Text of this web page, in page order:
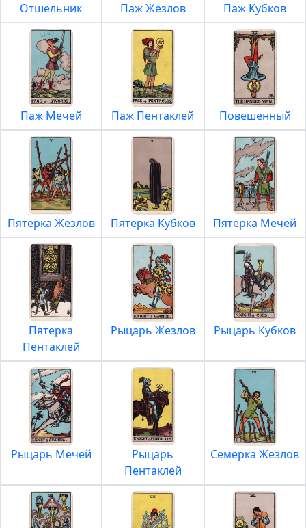
Отшельник Паж Жезлов Паж Кубков
Паж Мечей Паж Пентаклей Повешенный
Пятерка Жезлов Пятерка Кубков Пятерка Мечей
Пятерка
Пентаклей
Рыцарь Жезлов Рыцарь Кубков
Рыцарь Мечей
Рыцарь
Пентаклей
Семерка Жезлов